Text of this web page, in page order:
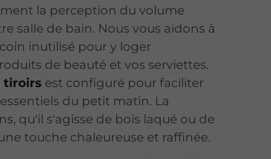
la perception du volume
salle de bain. Nous vous aidons à
inutilisé pour y loger
de beauté et vos serviettes.
tiroirs est configuré pour faciliter
du petit matin. La
qu'il s'agisse de bois laqué ou de
touche chaleureuse et raffinée.